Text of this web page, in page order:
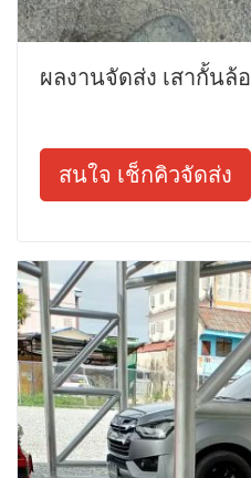
ผลงานจัดส่ง เสากั้นล้อ
สนใจ เช็กคิวจัดส่ง